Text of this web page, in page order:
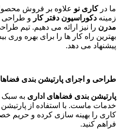
ما درکاری نو علاوه بر فروش
زمینه دکوراسیون دفتر کار و طراحی
مدرن را نیز ارائه می دهیم. تیم
بهترین راه کار ها را برای بهره وری
پیشنهاد می دهد.
طراحی و اجرای پارتیشن بندی
پارتیشن بندی فضاهای اداری به سبک
خدمات ماست. با استفاده از
کاری را بهینه سازی کرده و حریم
فراهم کنید.